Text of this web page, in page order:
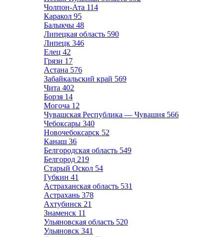
Чолпон-Ата 114
Каракол 95
Балыкчы 48
Липецкая область 590
Липецк 346
Елец 42
Грязи 17
Астана 576
Забайкальский край 569
Чита 402
Борзя 14
Могоча 12
Чувашская Республика — Чувашия 566
Чебоксары 340
Новочебоксарск 52
Канаш 36
Белгородская область 549
Белгород 219
Старый Оскол 54
Губкин 41
Астраханская область 531
Астрахань 378
Ахтубинск 21
Знаменск 11
Ульяновская область 520
Ульяновск 341